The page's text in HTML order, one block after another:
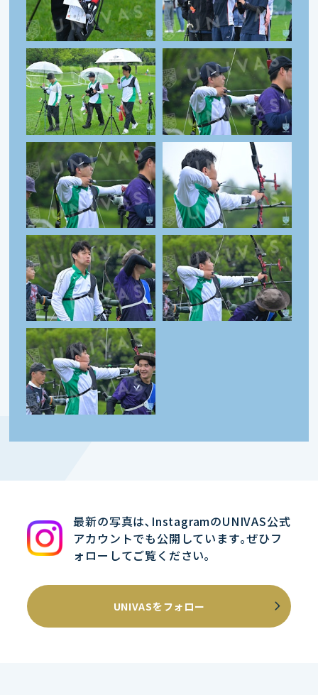
最新の写真は､InstagramのUNIVAS公式
アカウントでも公開しています｡ぜひフ
ォローしてご覧ください｡
UNIVASをフォロー